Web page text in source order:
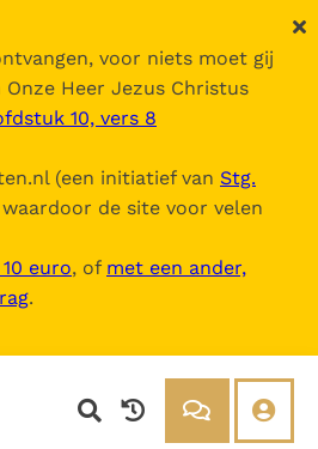
voor niets moet gij
Onze Heer Jezus Christus
10, vers 8
(een initiatief van Stg.
de site voor velen
euro, of met een ander,
.